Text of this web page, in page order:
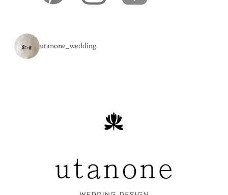
utanone_wedding